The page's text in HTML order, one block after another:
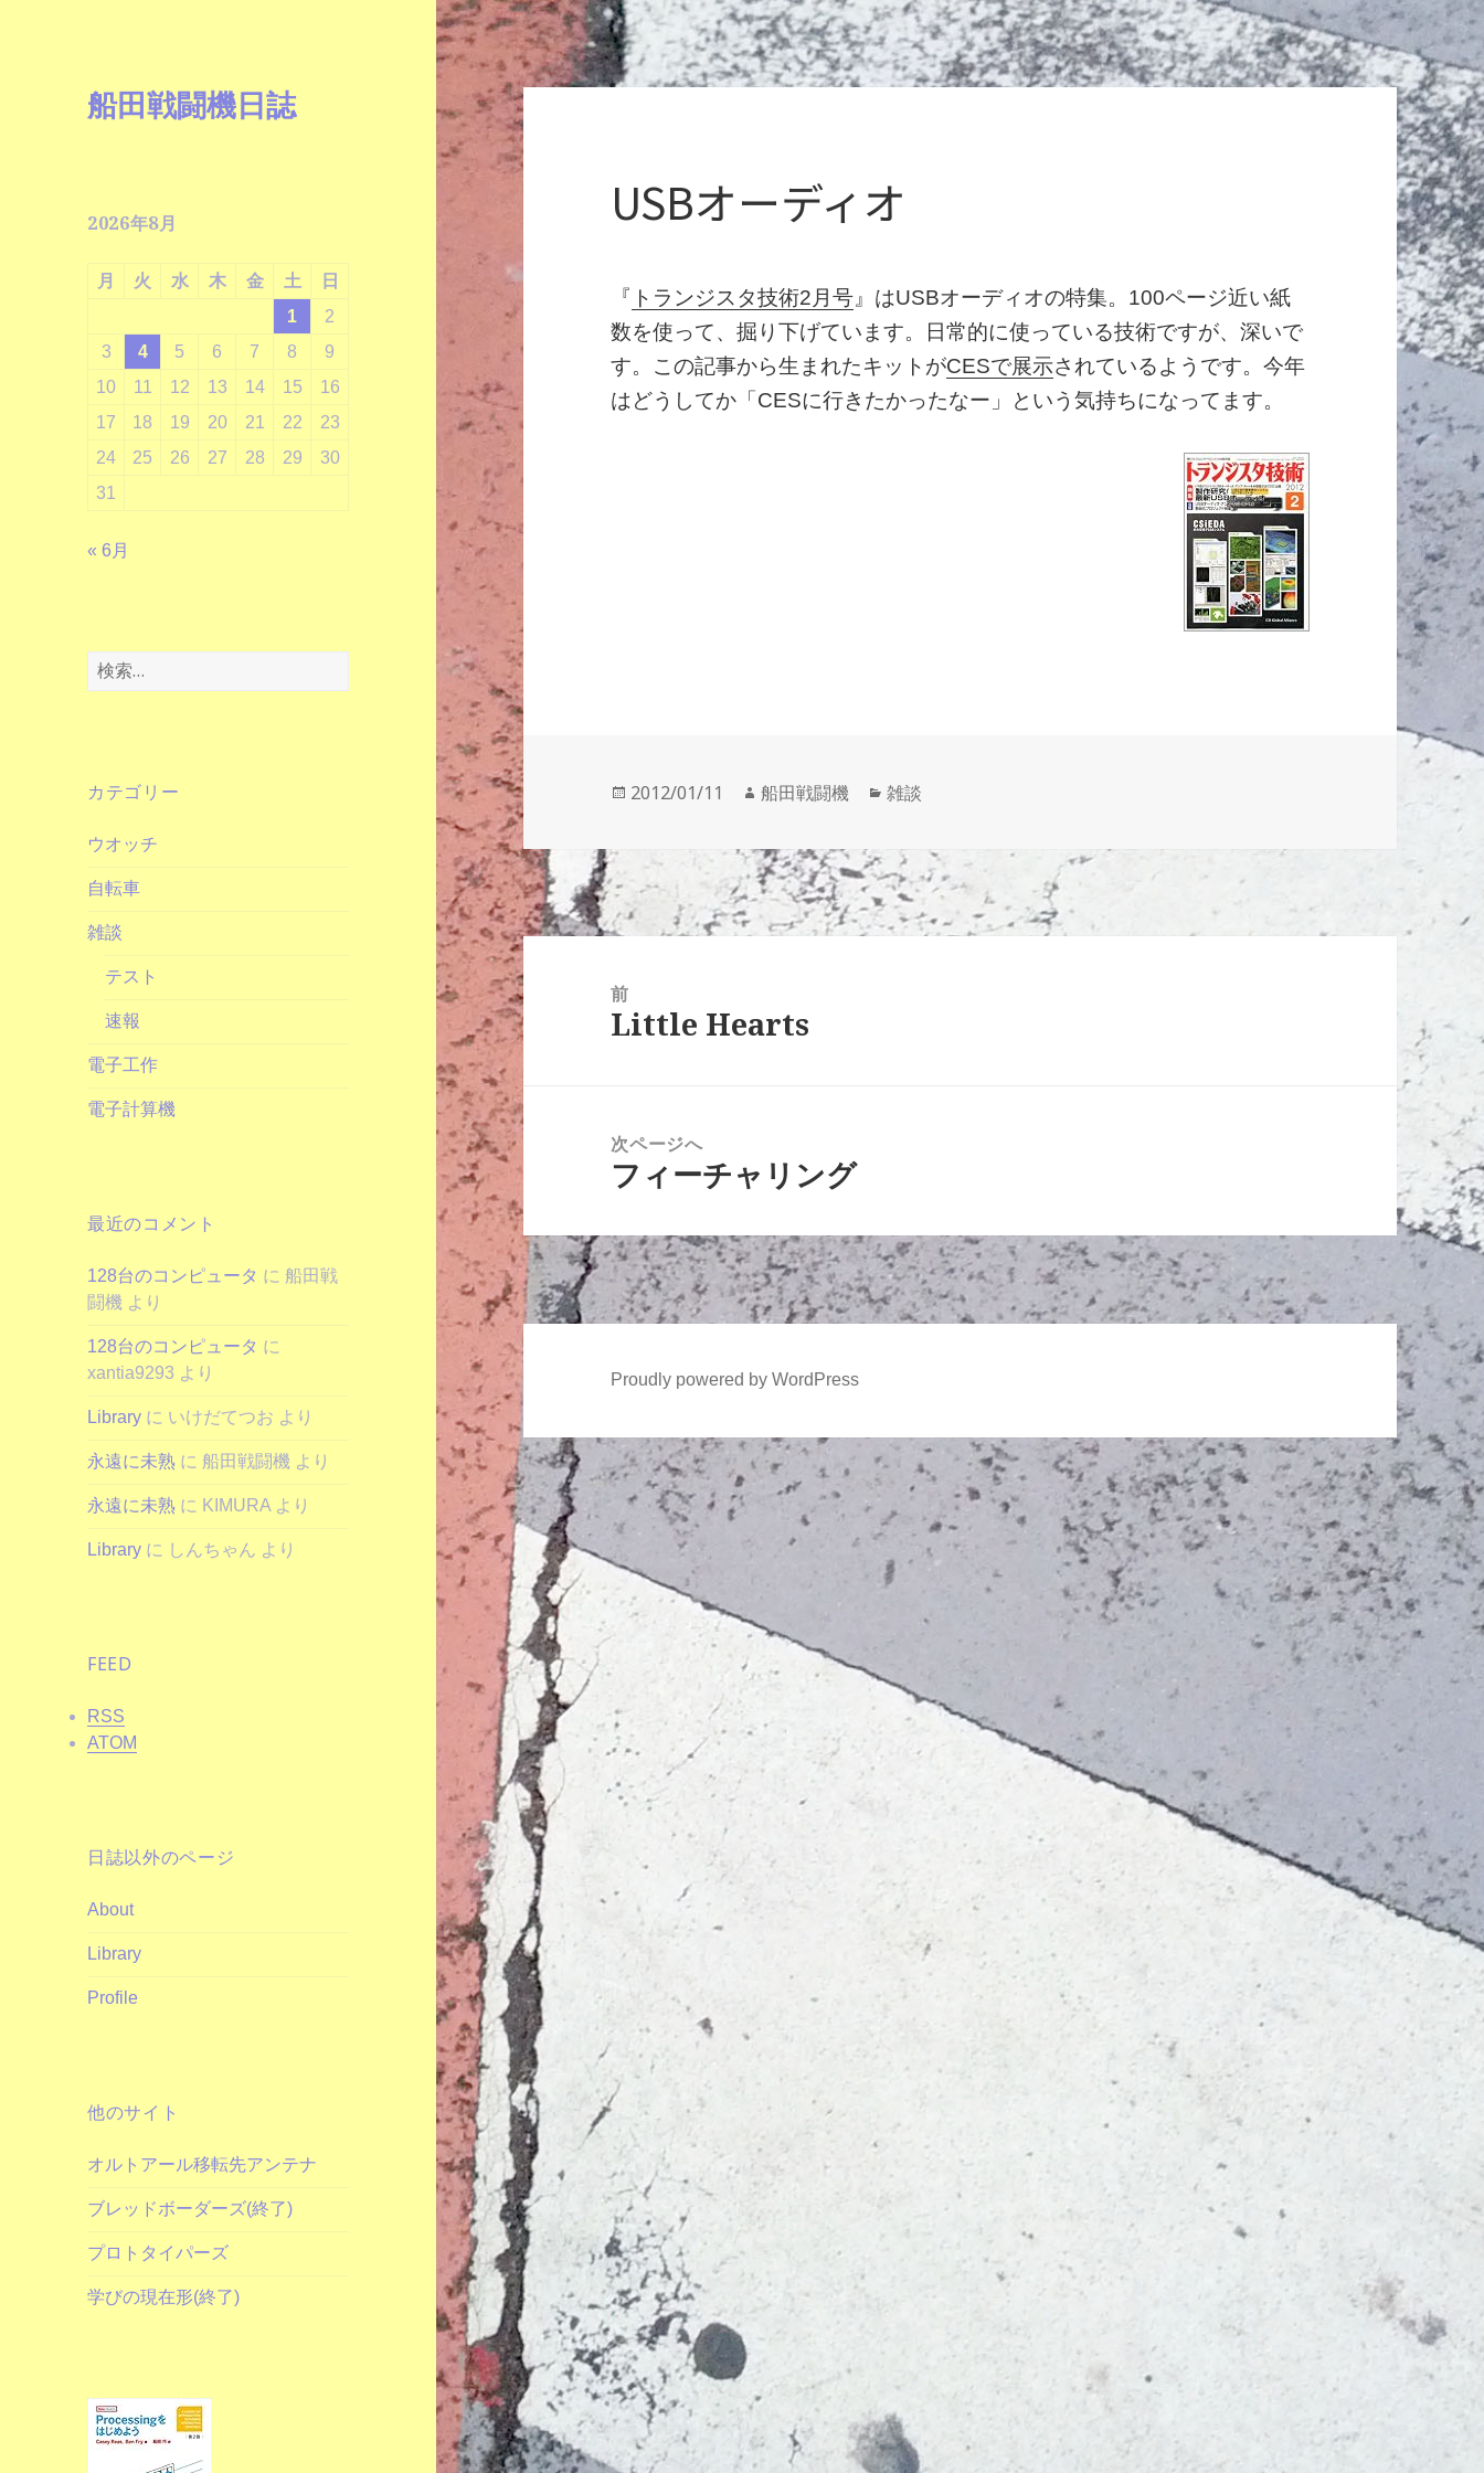
船田戦闘機日誌
2026年8月
月 火 水 木 金 土
日
1
2
3
4 5 6 7 8
9
10
11 12 13 14 15
16
17
18 19 20 21 22
23
24
25 26 27 28 29
30
31
« 6月
検
索:
カテゴリー
ウオッチ
自転車
雑談
テスト
速報
電子工作
電子計算機
最近のコメント
128台のコンピュータ に船田戦
闘機 より
128台のコンピュータ に
xantia9293 より
Library に いけだてつお より
永遠に未熟 に船田戦闘機 より
永遠に未熟 に KIMURA より
Library に しんちゃん より
FEED
RSS
ATOM
日誌以外のページ
About
Library
Profile
他のサイト
オルトアール移転先アンテナ
ブレッドボーダーズ(終了)
プロトタイパーズ
学びの現在形(終了)
USBオーディオ
『 トランジスタ技術2月号 』はUSBオーディオの特集。100ページ近い紙
数を使って、掘り下げています。日常的に使っている技術ですが、深いで
す。この記事から生まれたキットがCESで展示されているようです。今年
はどうしてか「CESに行きたかったなー」という気持ちになってます。
投
2012/01/11
作
者
船田戦闘機
カ
ゴ
リ
ー
雑談
投
稿
ナ
ー
ン
前
前
Little Hearts
次ページへ
次
投
稿:
フィーチャリング
Proudly powered by WordPress